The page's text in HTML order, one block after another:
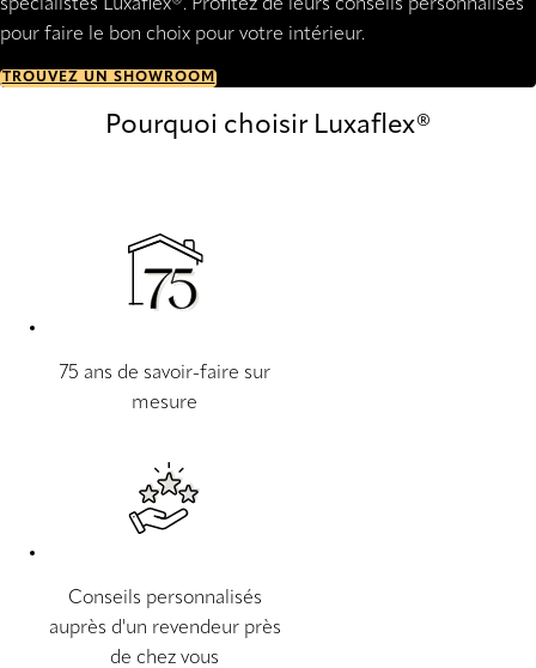
spécialistes Luxaflex®. Profitez de leurs conseils personnalisés
pour faire le bon choix pour votre intérieur.
TROUVEZ UN SHOWROOM
Pourquoi choisir Luxaflex®
75 ans de savoir-faire sur
mesure
Conseils personnalisés
auprès d'un revendeur près
de chez vous